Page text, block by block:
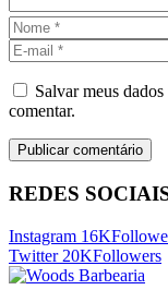
Salvar meus
comentar.
REDES
Instagram 16K
Twitter 20KFollowers